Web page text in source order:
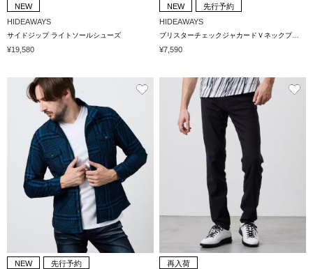
NEW
HIDEAWAYS
サイドジップ ライトソールシューズ
¥19,580
NEW
先行予約
HIDEAWAYS
ブリスターチェックジャカードＶネックプルオーバー
¥7,590
NEW
先行予約
再入荷